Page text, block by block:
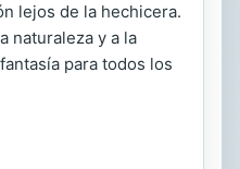
lejos de la hechicera.
naturaleza y a la
para todos los